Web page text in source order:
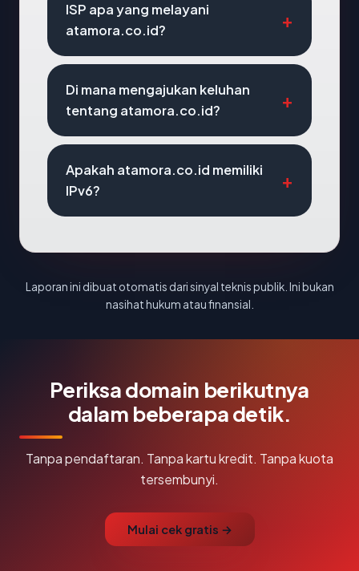
ISP apa yang melayani
atamora.co.id?
Di mana mengajukan keluhan
tentang atamora.co.id?
Apakah atamora.co.id memiliki
IPv6?
Laporan ini dibuat otomatis dari sinyal teknis publik. Ini bukan
nasihat hukum atau finansial.
Periksa domain berikutnya
dalam beberapa detik.
Tanpa pendaftaran. Tanpa kartu kredit. Tanpa kuota
tersembunyi.
Mulai cek gratis →